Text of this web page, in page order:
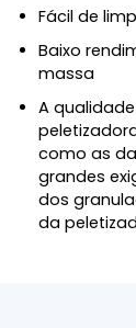
Fácil de
Baixo
massa
A
como as
grandes
dos
da